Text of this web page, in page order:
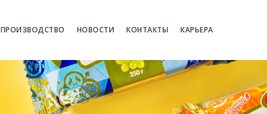
ПРОИЗВОДСТВО НОВОСТИ КОНТАКТЫ КАРЬЕРА